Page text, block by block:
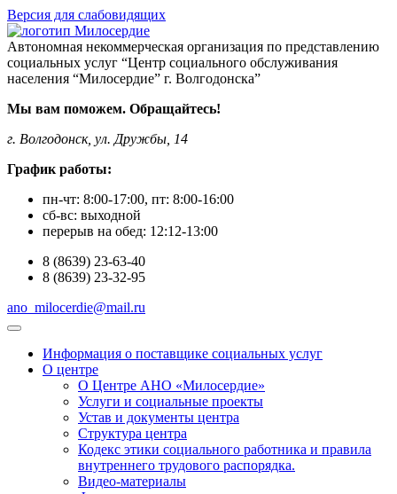
Версия для слабовидящих
Автономная некоммерческая организация по представлению
социальных услуг “Центр социального обслуживания
населения “Милосердие” г. Волгодонска”
Мы вам поможем. Обращайтесь!
г. Волгодонск, ул. Дружбы, 14
График работы:
пн-чт: 8:00-17:00, пт: 8:00-16:00
сб-вс: выходной
перерыв на обед: 12:12-13:00
8 (8639) 23-63-40
8 (8639) 23-32-95
ano_milocerdie@mail.ru
Информация о поставщике социальных услуг
О центре
О Центре АНО «Милосердие»
Услуги и социальные проекты
Устав и документы центра
Структура центра
Кодекс этики социального работника и правила
внутреннего трудового распорядка.
Видео-материалы